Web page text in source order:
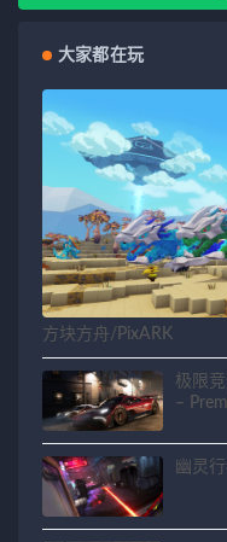
大家都在玩
方块方舟/PixARK
极限
–
幽灵